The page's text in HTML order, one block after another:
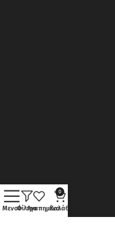
ΜενούΦίλτραΑγαπημένα
0
Καλάθι